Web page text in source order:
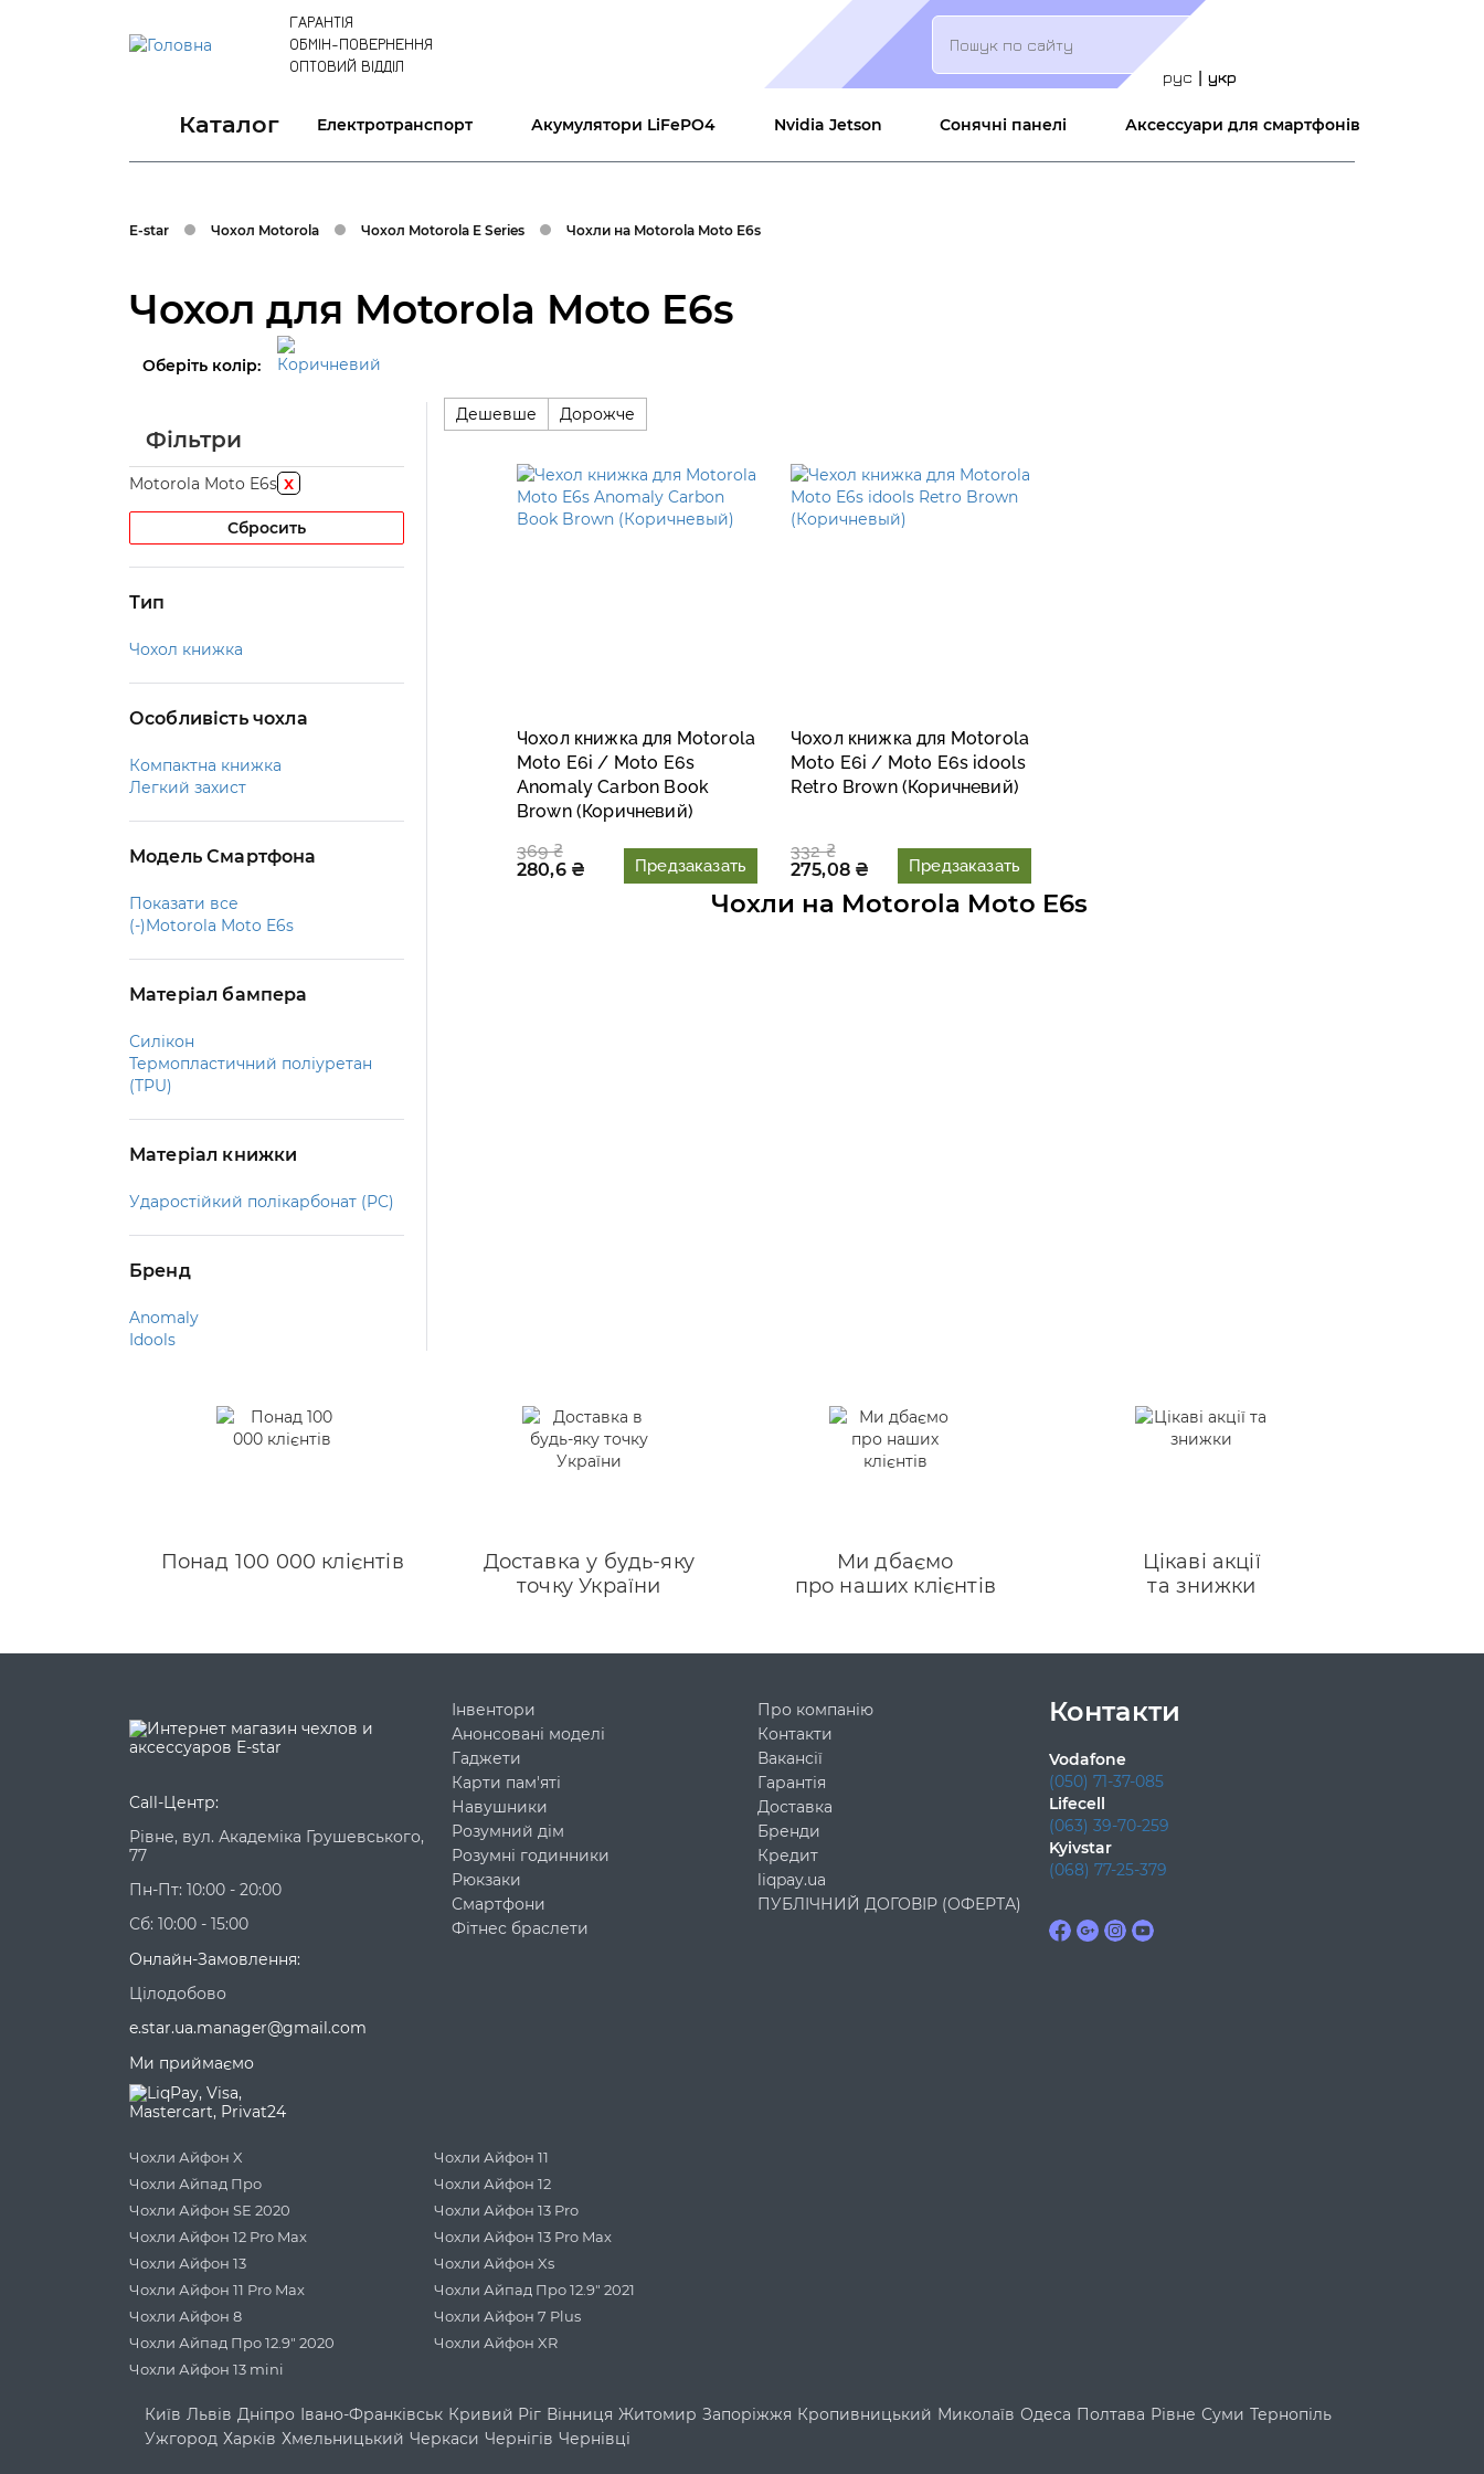
ГАРАНТІЯ
ОБМІН-ПОВЕРНЕННЯ
ОПТОВИЙ ВІДДІЛ
Пошук
рус укр
Каталог Електротранспорт Акумулятори LiFePO4 Nvidia Jetson Сонячні панелі Аксессуари для смартфонів
E-star Чохол Motorola Чохол Motorola E Series Чохли на Motorola Moto E6s
Чохол для Motorola Moto E6s
Оберіть колір:
Фільтри
x
Motorola Moto E6s
Сбросить
Тип
Чохол книжка
Особливість чохла
Компактна книжка
Легкий захист
Модель Смартфона
Показати все
(-)Motorola Moto E6s
Матеріал бампера
Силікон
Термопластичний поліуретан
(TPU)
Матеріал книжки
Ударостійкий полікарбонат (PC)
Бренд
Anomaly
Idools
Дешевше Дорожче
Чохол книжка для Motorola
Moto E6i / Moto E6s
Anomaly Carbon Book
Brown (Коричневий)
369 ₴
280,6 ₴
Предзаказать
Чохол книжка для Motorola
Moto E6i / Moto E6s idools
Retro Brown (Коричневий)
332 ₴
275,08 ₴
Предзаказать
Чохли на Motorola Moto E6s
Понад 100 000 клієнтів
Доставка у будь-яку
точку України
Ми дбаємо
про наших клієнтів
Цікаві акції
та знижки
Call-Центр:
Рівне, вул. Академіка Грушевського,
77
Пн-Пт: 10:00 - 20:00
Сб: 10:00 - 15:00
Онлайн-Замовлення:
Цілодобово
e.star.ua.manager@gmail.com
Ми приймаємо
Інвентори
Анонсовані моделі
Гаджети
Карти пам'яті
Навушники
Розумний дім
Розумні годинники
Рюкзаки
Смартфони
Фітнес браслети
Про компанію
Контакти
Вакансії
Гарантія
Доставка
Бренди
Кредит
liqpay.ua
ПУБЛІЧНИЙ ДОГОВІР (ОФЕРТА)
Контакти
Vodafone
(050) 71-37-085
Lifecell
(063) 39-70-259
Kyivstar
(068) 77-25-379
Чохли Айфон X
Чохли Айфон 11
Чохли Айпад Про
Чохли Айфон 12
Чохли Айфон SE 2020
Чохли Айфон 13 Pro
Чохли Айфон 12 Pro Max
Чохли Айфон 13 Pro Max
Чохли Айфон 13
Чохли Айфон Xs
Чохли Айфон 11 Pro Max
Чохли Айпад Про 12.9" 2021
Чохли Айфон 8
Чохли Айфон 7 Plus
Чохли Айпад Про 12.9" 2020
Чохли Айфон XR
Чохли Айфон 13 mini
Київ Львів Дніпро Івано-Франківськ Кривий Ріг Вінниця Житомир Запоріжжя Кропивницький Миколаїв Одеса Полтава Рівне Суми Тернопіль
Ужгород Харків Хмельницький Черкаси Чернігів Чернівці